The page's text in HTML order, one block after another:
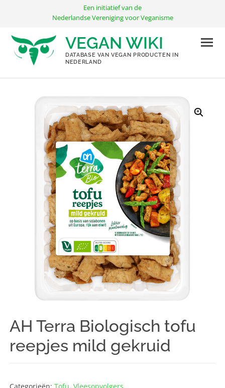
inhoud
Een initiatief van de
Nederlandse Vereniging voor Veganisme
VEGAN WIKI
DATABASE VAN VEGAN PRODUCTEN IN
NEDERLAND
AH Terra Biologisch tofu
reepjes mild gekruid